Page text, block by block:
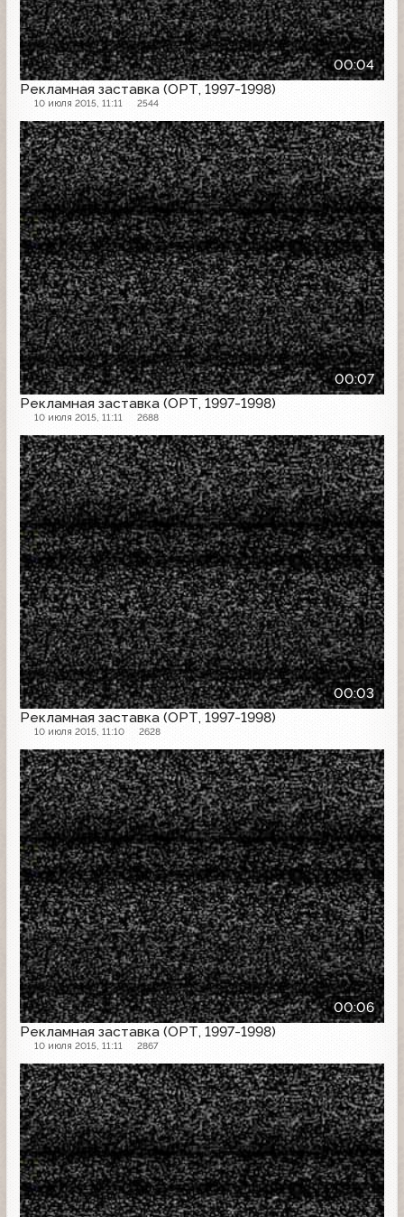
00:04
Рекламная заставка (ОРТ, 1997-1998)
10 июля 2015, 11:11 2544
00:07
Рекламная заставка (ОРТ, 1997-1998)
10 июля 2015, 11:11 2688
Рекламная заставка
00:03
Рекламная заставка (ОРТ, 1997-1998)
10 июля 2015, 11:10 2628
Рекламная заставка
00:06
Рекламная заставка (ОРТ, 1997-1998)
10 июля 2015, 11:11 2867
Рекламная заставка
Рекламная заставка